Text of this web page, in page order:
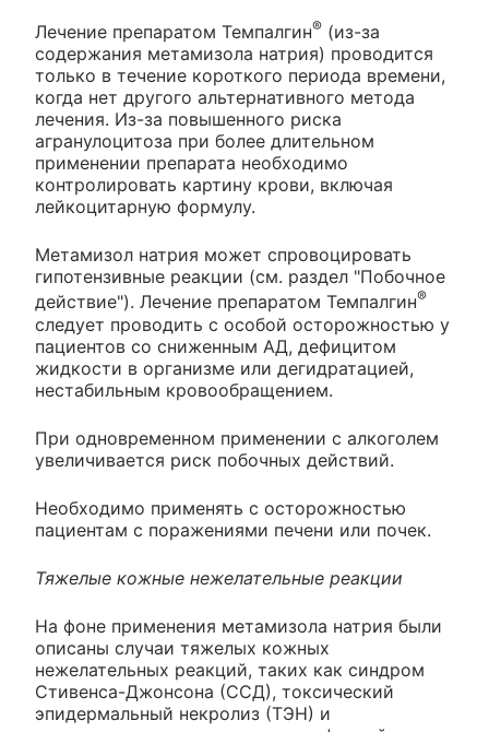
Лечение препаратом Темпалгин® (из-за
содержания метамизола натрия) проводится
только в течение короткого периода времени,
когда нет другого альтернативного метода
лечения. Из-за повышенного риска
агранулоцитоза при более длительном
применении препарата необходимо
контролировать картину крови, включая
лейкоцитарную формулу.
Метамизол натрия может спровоцировать
гипотензивные реакции (см. раздел "Побочное
действие"). Лечение препаратом Темпалгин®
следует проводить с особой осторожностью у
пациентов со сниженным АД, дефицитом
жидкости в организме или дегидратацией,
нестабильным кровообращением.
При одновременном применении с алкоголем
увеличивается риск побочных действий.
Необходимо применять с осторожностью
пациентам с поражениями печени или почек.
Тяжелые кожные нежелательные реакции
На фоне применения метамизола натрия были
описаны случаи тяжелых кожных
нежелательных реакций, таких как синдром
Стивенса-Джонсона (ССД), токсический
эпидермальный некролиз (ТЭН) и